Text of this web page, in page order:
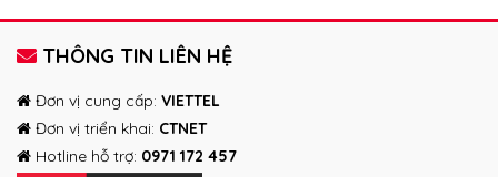
THÔNG TIN LIÊN HỆ
Đơn vị cung cấp: VIETTEL
Đơn vị triển khai: CTNET
Hotline hỗ trợ: 0971 172 457